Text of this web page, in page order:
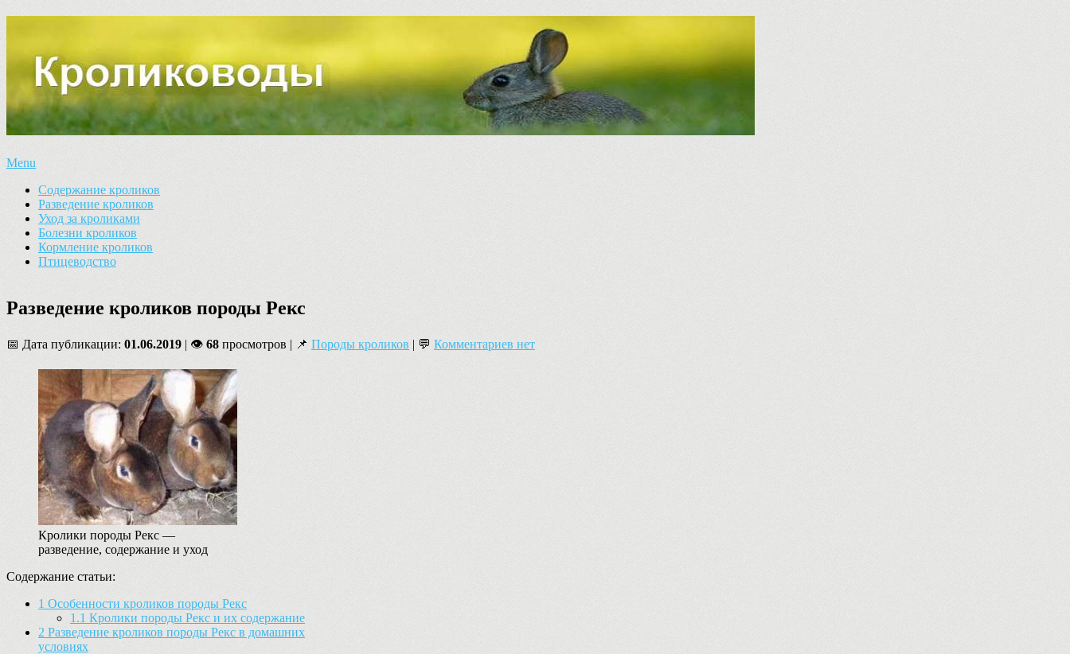
Menu
Содержание кроликов
Разведение кроликов
Уход за кроликами
Болезни кроликов
Кормление кроликов
Птицеводство
Разведение кроликов породы Рекс
📅 Дата публикации: 01.06.2019 | 👁 68 просмотров | 📌 Породы кроликов | 💬 Комментариев нет
Кролики породы Рекс —
разведение, содержание и уход
Содержание статьи:
1 Особенности кроликов породы Рекс
1.1 Кролики породы Рекс и их содержание
2 Разведение кроликов породы Рекс в домашних
условиях